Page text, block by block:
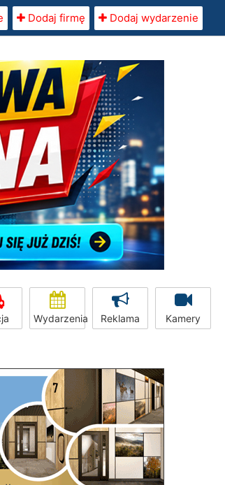
Dodaj firmę Dodaj wydarzenie
Wydarzenia Reklama Kamery